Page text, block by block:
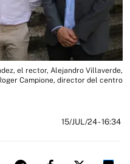
el rector, Alejandro Villaverde,
Campione, director del centro
15/JUL/24- 16:34